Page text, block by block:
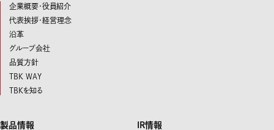
企業概要・役員紹介
代表挨拶・経営理念
沿革
グループ会社
品質方針
TBK WAY
TBKを知る
製品情報 IR情報